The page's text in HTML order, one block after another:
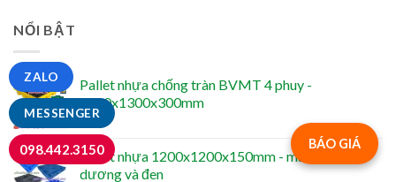
NỔI BẬT
Pallet nhựa chống tràn BVMT 4 phuy -
1300x1300x300mm
Pallet nhựa 1200x1200x150mm - màu xanh
dương và đen
BÁO GIÁ
MESSENGER
ZALO
098.442.3150